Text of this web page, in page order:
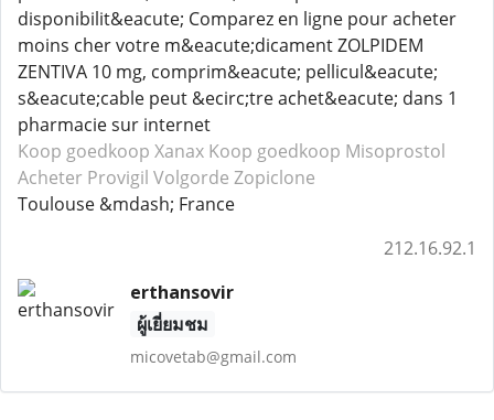
disponibilit&eacute; Comparez en ligne pour acheter
moins cher votre m&eacute;dicament ZOLPIDEM
ZENTIVA 10 mg, comprim&eacute; pellicul&eacute;
s&eacute;cable peut &ecirc;tre achet&eacute; dans 1
pharmacie sur internet
Koop goedkoop Xanax Koop goedkoop Misoprostol
Acheter Provigil Volgorde Zopiclone
Toulouse &mdash; France
212.16.92.1
erthansovir
ผู้เยี่ยมชม
micovetab@gmail.com